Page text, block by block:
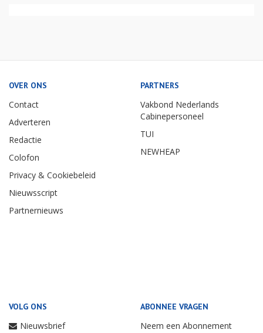
OVER ONS
Contact
Adverteren
Redactie
Colofon
Privacy & Cookiebeleid
Nieuwsscript
Partnernieuws
PARTNERS
Vakbond Nederlands
Cabinepersoneel
TUI
NEWHEAP
VOLG ONS
Nieuwsbrief
ABONNEE VRAGEN
Neem een Abonnement